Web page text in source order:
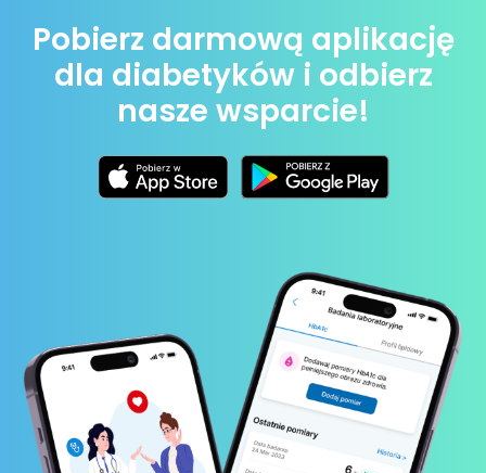
Pobierz darmową aplikację
dla diabetyków i odbierz
nasze wsparcie!